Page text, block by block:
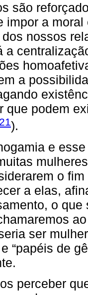
são
impor a
nossos
a
a
que podem
).
e
o
a elas,
o
ser
“papéis de
perceber